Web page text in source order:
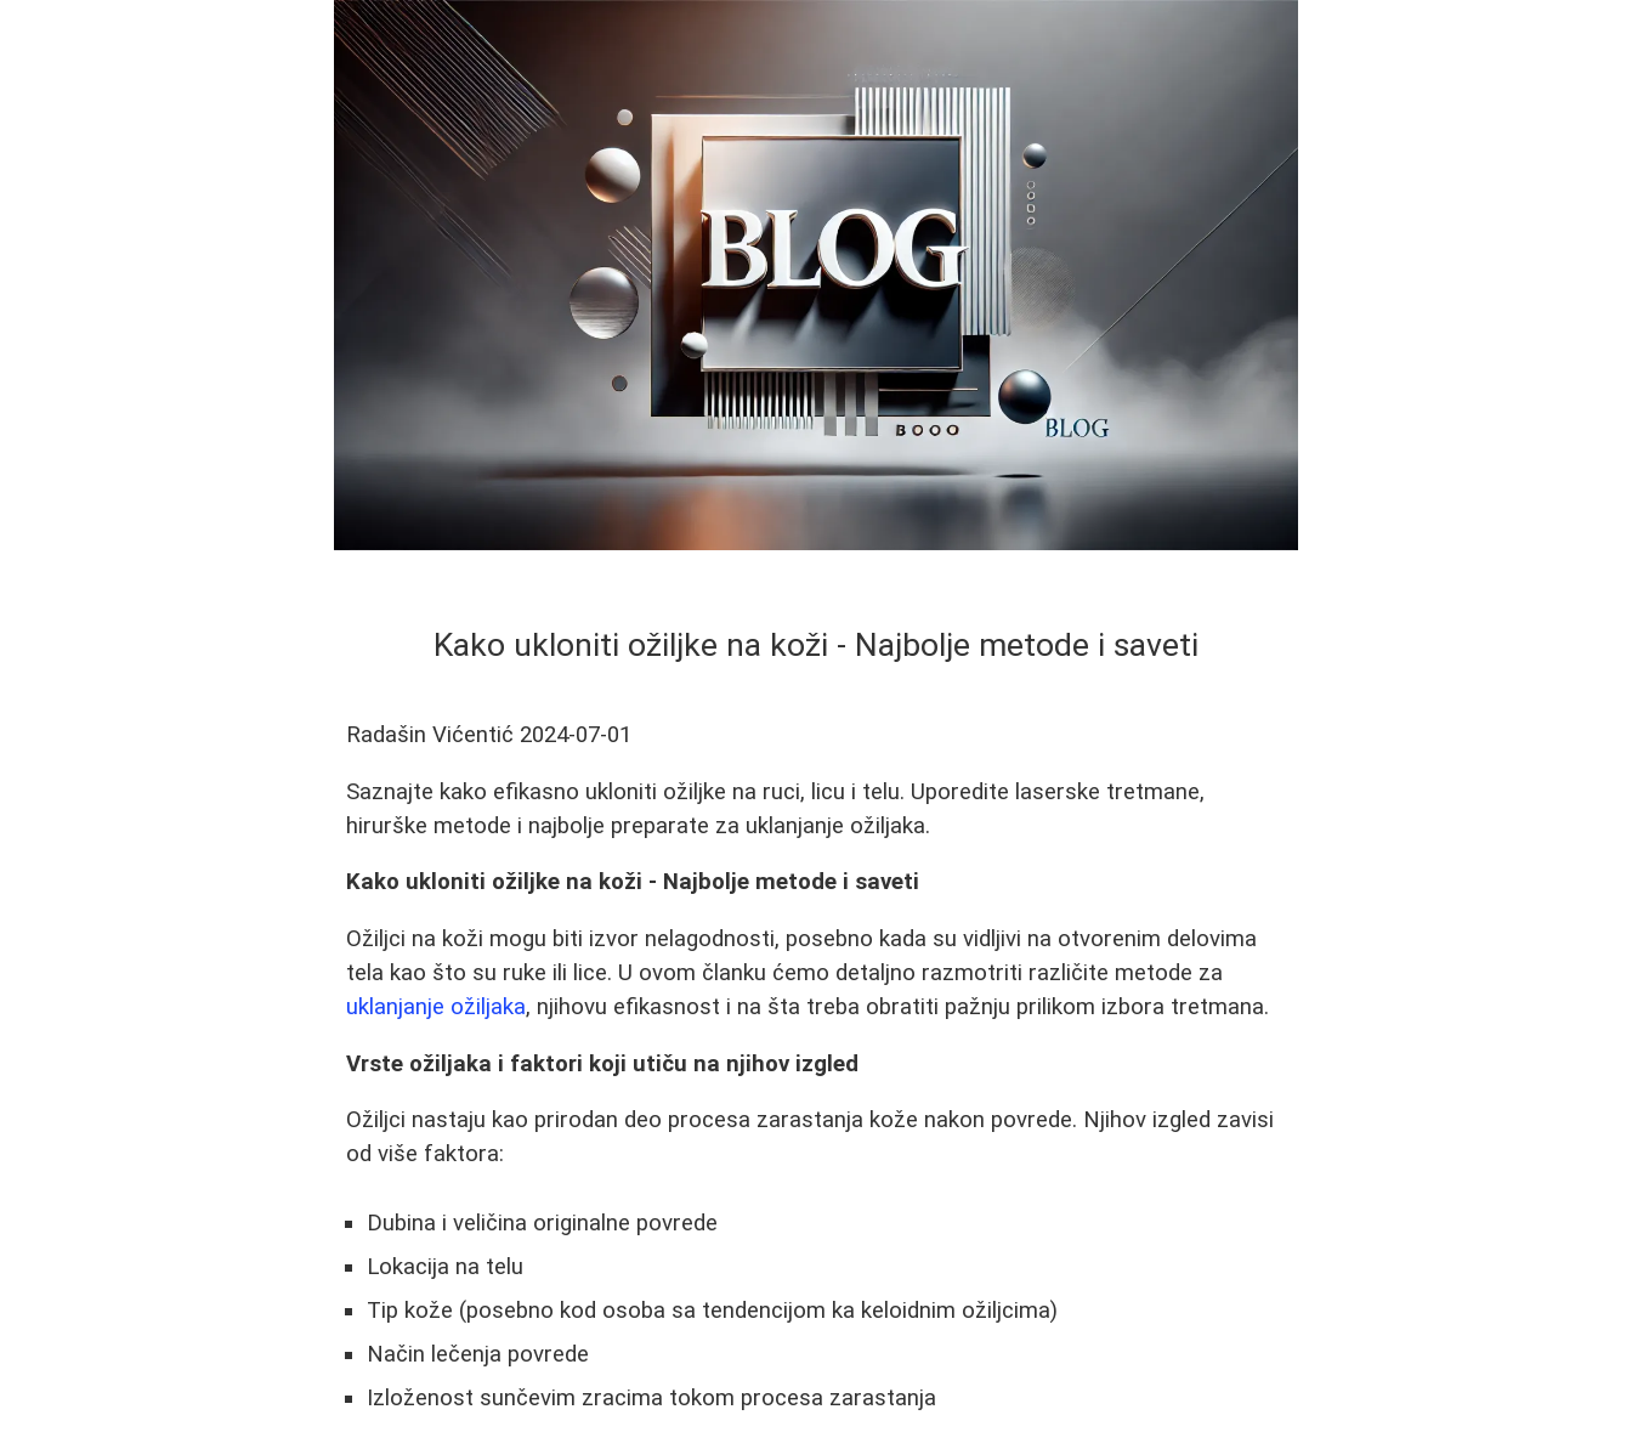
Kako ukloniti ožiljke na koži - Najbolje metode i saveti
Radašin Vićentić 2024-07-01
Saznajte kako efikasno ukloniti ožiljke na ruci, licu i telu. Uporedite laserske tretmane,
hirurške metode i najbolje preparate za uklanjanje ožiljaka.
Kako ukloniti ožiljke na koži - Najbolje metode i saveti
Ožiljci na koži mogu biti izvor nelagodnosti, posebno kada su vidljivi na otvorenim delovima
tela kao što su ruke ili lice. U ovom članku ćemo detaljno razmotriti različite metode za
uklanjanje ožiljaka, njihovu efikasnost i na šta treba obratiti pažnju prilikom izbora tretmana.
Vrste ožiljaka i faktori koji utiču na njihov izgled
Ožiljci nastaju kao prirodan deo procesa zarastanja kože nakon povrede. Njihov izgled zavisi
od više faktora:
Dubina i veličina originalne povrede
Lokacija na telu
Tip kože (posebno kod osoba sa tendencijom ka keloidnim ožiljcima)
Način lečenja povrede
Izloženost sunčevim zracima tokom procesa zarastanja